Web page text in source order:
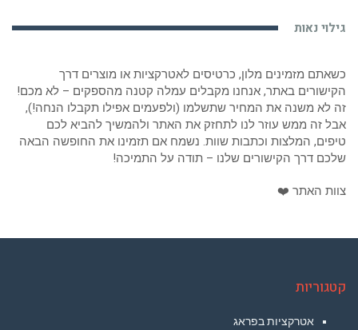
גילוי נאות
כשאתם מזמינים מלון, כרטיסים לאטרקציות או מוצרים דרך
הקישורים באתר, אנחנו מקבלים עמלה קטנה מהספקים – לא מכם!
זה לא משנה את המחיר שתשלמו (ולפעמים אפילו תקבלו הנחה!),
אבל זה ממש עוזר לנו לתחזק את האתר ולהמשיך להביא לכם
טיפים, המלצות וכתבות שוות. נשמח אם תזמינו את החופשה הבאה
שלכם דרך הקישורים שלנו – תודה על התמיכה!
צוות האתר ❤️
קטגוריות
אטרקציות בפראג